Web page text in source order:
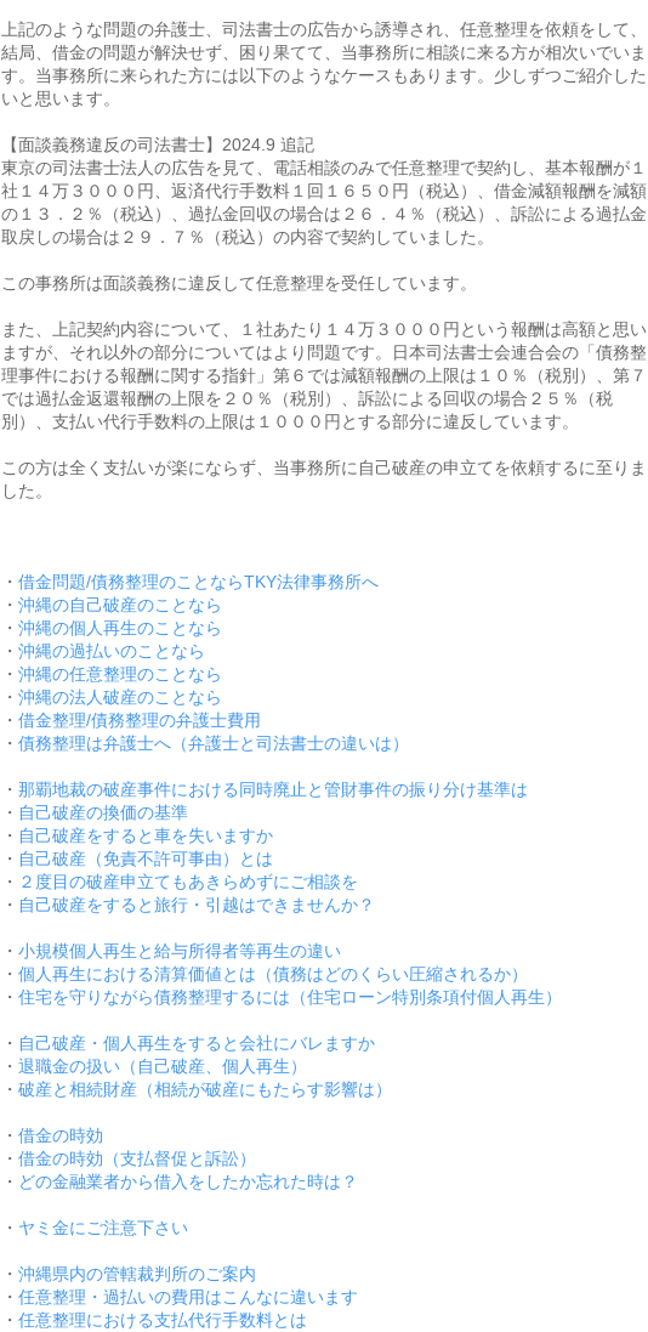
上記のような問題の弁護士、司法書士の広告から誘導され、任意整理を依頼をして、
結局、借金の問題が解決せず、困り果てて、当事務所に相談に来る方が相次いでいま
す。当事務所に来られた方には以下のようなケースもあります。少しずつご紹介した
いと思います。
【面談義務違反の司法書士】2024.9 追記
東京の司法書士法人の広告を見て、電話相談のみで任意整理で契約し、基本報酬が１
社１４万３０００円、返済代行手数料１回１６５０円（税込）、借金減額報酬を減額
の１３．２％（税込）、過払金回収の場合は２６．４％（税込）、訴訟による過払金
取戻しの場合は２９．７％（税込）の内容で契約していました。
この事務所は面談義務に違反して任意整理を受任しています。
また、上記契約内容について、１社あたり１４万３０００円という報酬は高額と思い
ますが、それ以外の部分についてはより問題です。日本司法書士会連合会の「債務整
理事件における報酬に関する指針」第６では減額報酬の上限は１０％（税別）、第７
では過払金返還報酬の上限を２０％（税別）、訴訟による回収の場合２５％（税
別）、支払い代行手数料の上限は１０００円とする部分に違反しています。
この方は全く支払いが楽にならず、当事務所に自己破産の申立てを依頼するに至りま
した。
・ 借金問題/債務整理のことならTKY法律事務所へ
・ 沖縄の自己破産のことなら
・ 沖縄の個人再生のことなら
・ 沖縄の過払いのことなら
・ 沖縄の任意整理のことなら
・ 沖縄の法人破産のことなら
・ 借金整理/債務整理の弁護士費用
・ 債務整理は弁護士へ（弁護士と司法書士の違いは）
・ 那覇地裁の破産事件における同時廃止と管財事件の振り分け基準は
・ 自己破産の換価の基準
・ 自己破産をすると車を失いますか
・ 自己破産（免責不許可事由）とは
・ ２度目の破産申立てもあきらめずにご相談を
・ 自己破産をすると旅行・引越はできませんか？
・ 小規模個人再生と給与所得者等再生の違い
・ 個人再生における清算価値とは（債務はどのくらい圧縮されるか）
・ 住宅を守りながら債務整理するには（住宅ローン特別条項付個人再生）
・ 自己破産・個人再生をすると会社にバレますか
・ 退職金の扱い（自己破産、個人再生）
・ 破産と相続財産（相続が破産にもたらす影響は）
・ 借金の時効
・ 借金の時効（支払督促と訴訟）
・ どの金融業者から借入をしたか忘れた時は？
・ ヤミ金にご注意下さい
・ 沖縄県内の管轄裁判所のご案内
・ 任意整理・過払いの費用はこんなに違います
・ 任意整理における支払代行手数料とは